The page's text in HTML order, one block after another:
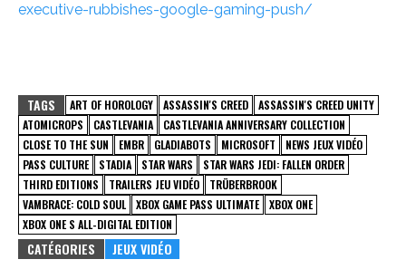
executive-rubbishes-google-gaming-push/
TAGS ART OF HOROLOGY ASSASSIN'S CREED
ASSASSIN'S CREED UNITY
ATOMICROPS
CASTLEVANIA
CASTLEVANIA ANNIVERSARY COLLECTION
CLOSE TO THE SUN
EMBR GLADIABOTS MICROSOFT
NEWS JEUX VIDÉO
PASS CULTURE
STADIA STAR WARS
STAR WARS JEDI: FALLEN ORDER
THIRD EDITIONS
TRAILERS JEU VIDÉO
TRÜBERBROOK
VAMBRACE: COLD SOUL
XBOX GAME PASS ULTIMATE
XBOX ONE
XBOX ONE S ALL-DIGITAL EDITION
CATÉGORIES JEUX VIDÉO